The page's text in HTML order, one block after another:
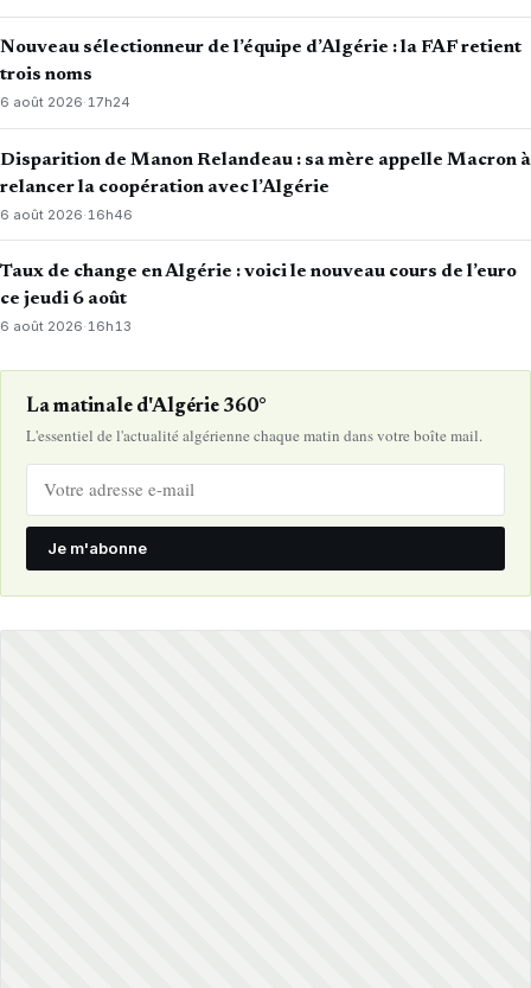
Nouveau sélectionneur de l’équipe d’Algérie : la FAF retient
trois noms
6 août 2026·17h24
Disparition de Manon Relandeau : sa mère appelle Macron à
relancer la coopération avec l’Algérie
6 août 2026· 16h46
Taux de change en Algérie : voici le nouveau cours de l’euro
ce jeudi 6 août
6 août 2026·16h13
La matinale d'Algérie 360°
L'essentiel de l'actualité algérienne chaque matin dans votre boîte mail.
Je m'abonne